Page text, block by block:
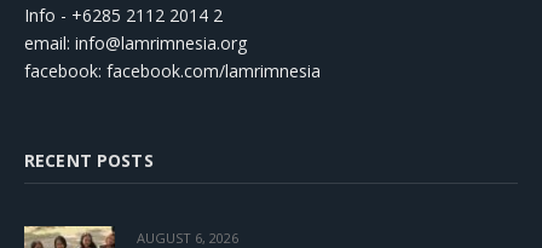
Info - +6285 2112 2014 2
email: info@lamrimnesia.org
facebook: facebook.com/lamrimnesia
RECENT POSTS
AUGUST 6, 2026